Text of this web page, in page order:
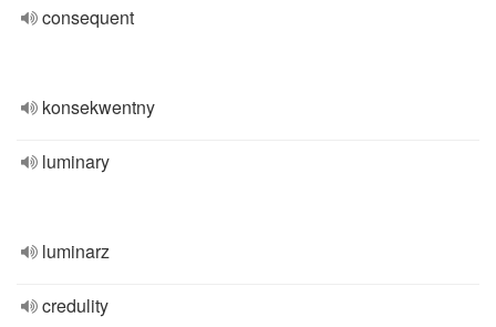
consequent
konsekwentny
luminary
luminarz
credulity